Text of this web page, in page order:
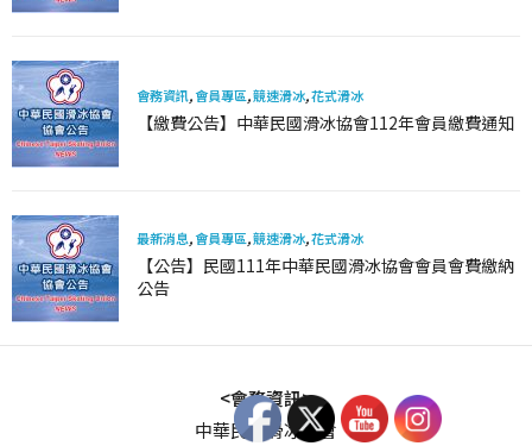
會務資訊,會員專區,競速滑冰,花式滑冰
【繳費公告】中華民國滑冰協會112年會員繳費通知
最新消息,會員專區,競速滑冰,花式滑冰
【公告】民國111年中華民國滑冰協會會員會費繳納
公告
<會務資訊>
中華民國滑冰協會